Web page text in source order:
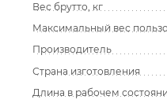
Вес брутто, кг
Максимальный вес
Производитель
Страна изготовления
Длина в рабочем